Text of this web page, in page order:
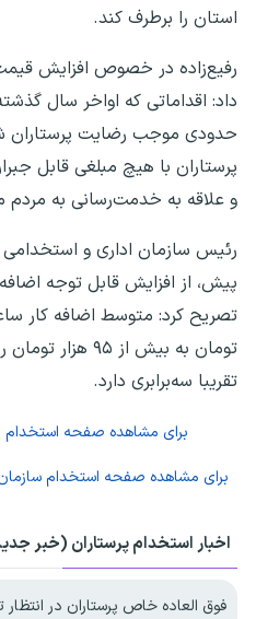
استان را برطرف کند.
رفیع‌زاده در خصوص افزایش
داد: اقداماتی که اواخر سال
حدودی موجب رضایت پرستاران
پرستاران با هیچ مبلغی قابل
و علاقه به خدمت‌رسانی به
رئیس سازمان اداری و استخدامی
پیش، از افزایش قابل توجه
تومان به بیش از
تقریبا سه‌برابری دارد.
برای مشاهده صفحه استخدام
برای مشاهده صفحه استخدام
اخبار استخدام پرستاران (خبر
فوق العاده خاص پرستاران در